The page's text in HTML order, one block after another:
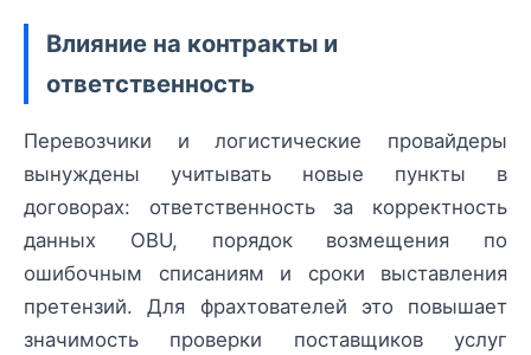
Влияние на контракты и
ответственность
Перевозчики и логистические провайдеры
вынуждены учитывать новые пункты в
договорах: ответственность за корректность
данных OBU, порядок возмещения по
ошибочным списаниям и сроки выставления
претензий. Для фрахтователей это повышает
значимость проверки поставщиков услуг